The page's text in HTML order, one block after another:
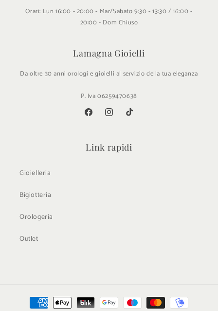
Orari: Lun 16:00 - 20:00 - Mar/Sabato 9:30 - 13:30 / 16:00 -
20:00 - Dom Chiuso
Lamagna Gioielli
Da oltre 30 anni orologi e gioielli al servizio della tua eleganza
P. Iva 06259470638
FacebookInstagramTikTok
Link rapidi
Gioielleria
Bigiotteria
Orologeria
Outlet
Metodi